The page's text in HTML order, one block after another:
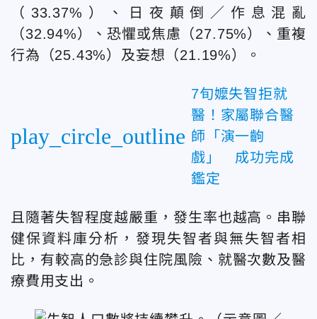
（33.37%）、日夜顛倒／作息混亂
（32.94%）、恐懼或焦慮（27.75%）、重複
行為（25.43%）及妄想（21.19%）。
play_circle_outline
7旬嬤失智拒就
醫！家屬聯合醫
師「演一齣
戲」 成功完成
鑑定
且隨著失智程度越嚴重，發生率也越高。串聯
健保資料庫分析，發現失智者與無失智者相
比，有較高的急診與住院風險、就醫次數及醫
療費用支出。